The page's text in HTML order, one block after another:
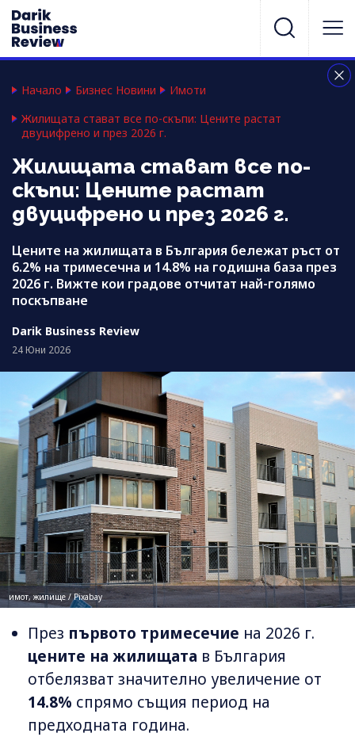
Начало Бизнес Новини
Имоти
Жилищата стават все по-скъпи: Цените растат
двуцифрено и през 2026 г.
Жилищата стават все по-
скъпи: Цените растат
двуцифрено и през 2026 г.
Цените на жилищата в България бележат ръст от
6.2% на тримесечна и 14.8% на годишна база през
2026 г. Вижте кои градове отчитат най-голямо
поскъпване
Darik Business Review
24 Юни 2026
имот, жилище / Pixabay
През първото тримесечие на 2026 г.
цените на жилищата в България
отбелязват значително увеличение от
14.8% спрямо същия период на
предходната година.